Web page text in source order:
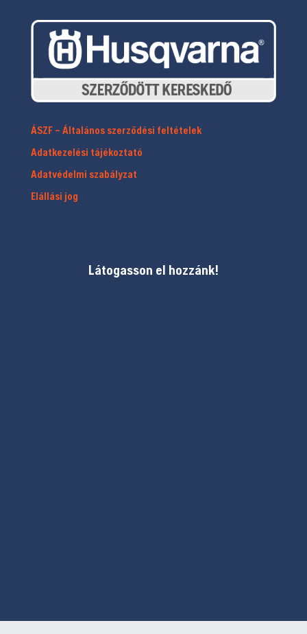
ÁSZF – Általános szerződési feltételek
Adatkezelési tájékoztató
Adatvédelmi szabályzat
Elállási jog
Látogasson el hozzánk!